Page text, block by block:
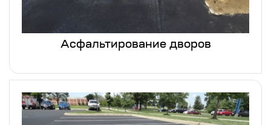
Асфальтирование дворов